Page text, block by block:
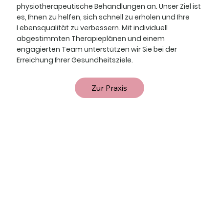
physiotherapeutische Behandlungen an. Unser Ziel ist
es, Ihnen zu helfen, sich schnell zu erholen und Ihre
Lebensqualität zu verbessern. Mit individuell
abgestimmten Therapieplänen und einem
engagierten Team unterstützen wir Sie bei der
Erreichung Ihrer Gesundheitsziele.
Zur Praxis